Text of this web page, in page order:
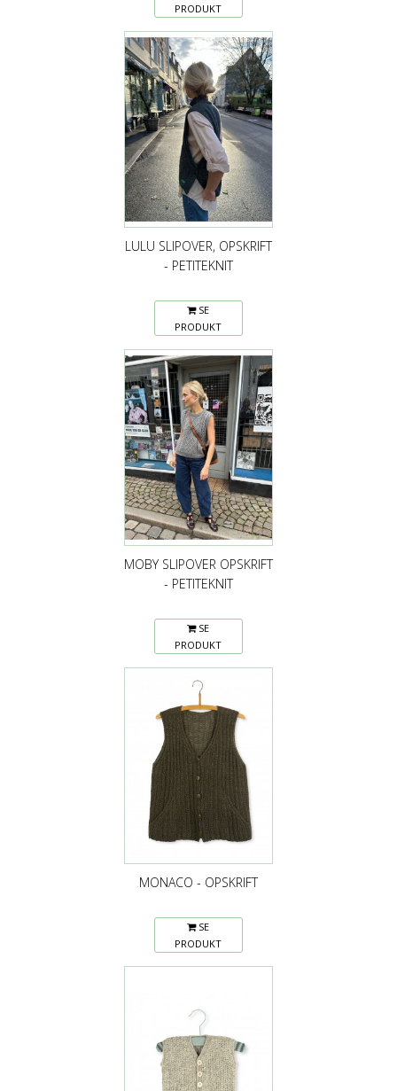
PRODUKT
LULU SLIPOVER, OPSKRIFT
- PETITEKNIT
SE
PRODUKT
MOBY SLIPOVER OPSKRIFT
- PETITEKNIT
SE
PRODUKT
MONACO - OPSKRIFT
SE
PRODUKT